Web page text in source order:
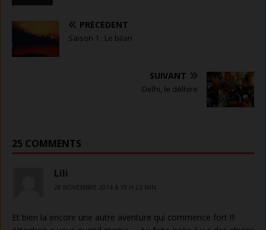
PRÉCÉDENT
Saison 1 : Le bilan
SUIVANT
Delhi, le délhire
25 COMMENTS
Lili
28 NOVEMBRE 2014 À 19 H 22 MIN
Et bien la encore une autre aventure qui commence fort !!!